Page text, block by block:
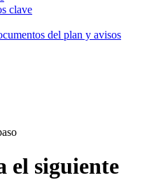
clave
del plan y avisos
el siguiente